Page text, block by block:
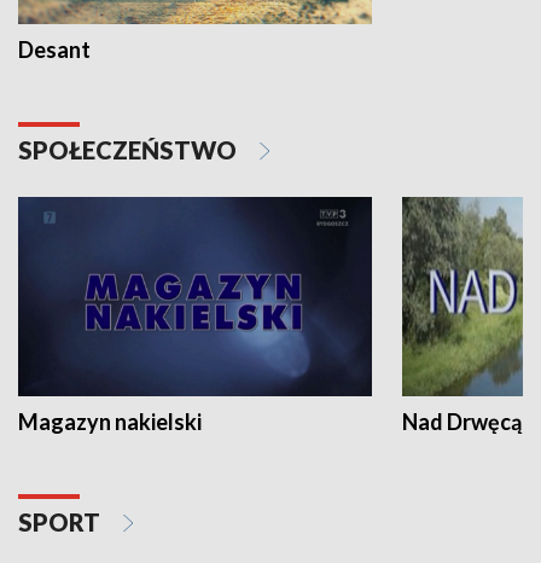
Desant
SPOŁECZEŃSTWO
Magazyn nakielski Nad Drwęcą
SPORT